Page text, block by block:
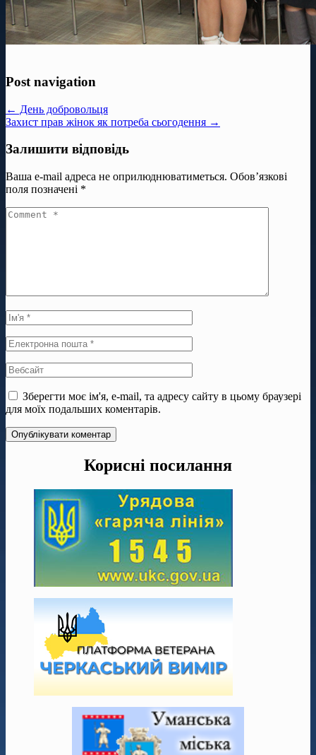
Post navigation
← День добровольця
Захист прав жінок як потреба сьогодення →
Залишити відповідь
Ваша e-mail адреса не оприлюднюватиметься. Обов’язкові
поля позначені *
Зберегти моє ім'я, e-mail, та адресу сайту в цьому браузері
для моїх подальших коментарів.
Корисні посилання